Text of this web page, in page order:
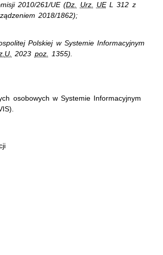
2010/261/UE (Dz. Urz. UEL 312 z
2018/1862);
Polskiej w Systemie Informacyjnym
U. 2023 poz. 1355).
osobowych w Systemie Informacyjnym